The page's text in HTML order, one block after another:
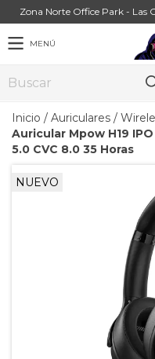
Zona Norte Office Park - Las
MENÚ
Inicio / Auriculares /
Auricular Mpow H19
5.0 CVC 8.0 35 Horas
NUEVO